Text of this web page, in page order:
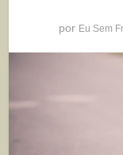
por Eu Sem